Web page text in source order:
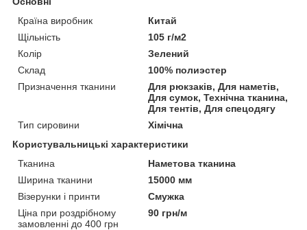
Країна виробник
Китай
Щільність
105 г/м2
Колір
Зелений
Склад
100% полиэстер
Призначення тканини
Для рюкзаків, Для наметів,
Для сумок, Технічна тканина,
Для тентів, Для спецодягу
Тип сировини
Хімічна
Користувальницькі характеристики
Тканина
Наметова тканина
Ширина тканини
15000 мм
Візерунки і принти
Смужка
Ціна при роздрібному
замовленні до 400 грн
90 грн/м